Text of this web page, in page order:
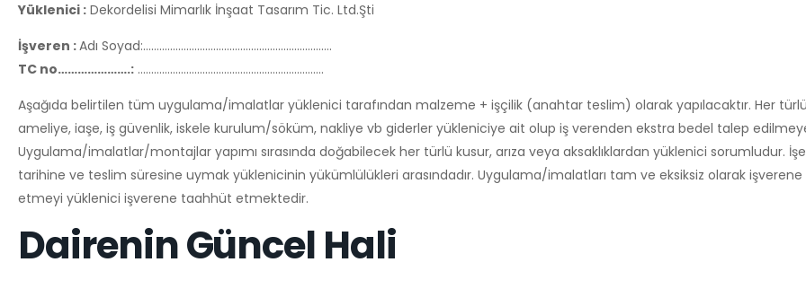
Yüklenici : Dekordelisi Mimarlık İnşaat Tasarım Tic. Ltd.Şti
İşveren :Adı Soyad:…………………………………………………………….
TC no………………….: ……………………………………………………………
Aşağıda belirtilen tüm uygulama/imalatlar yüklenici tarafından malzeme + işçilik (anahtar teslim) olarak yapılacaktır. Her
ameliye, iaşe, iş güvenlik, iskele kurulum/söküm, nakliye vb giderler yükleniciye ait olup iş verenden ekstra bedel talep
Uygulama/imalatlar/montajlar yapımı sırasında doğabilecek her türlü kusur, arıza veya aksaklıklardan yüklenici sorumludur.
tarihine ve teslim süresine uymak yüklenicinin yükümlülükleri arasındadır. Uygulama/imalatları tam ve eksiksiz olarak
etmeyi yüklenici işverene taahhüt etmektedir.
Dairenin Güncel Hali